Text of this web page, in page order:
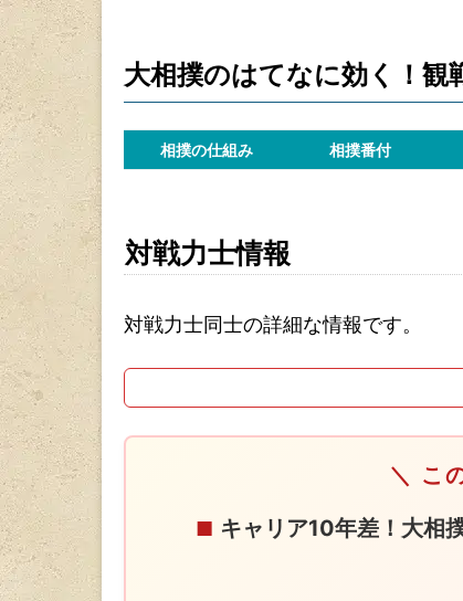
大相撲のはてなに効く！観
相撲の仕組み 相撲番付
対戦力士情報
対戦力士同士の詳細な情報です。
＼ こ
■ キャリア10年差！大相